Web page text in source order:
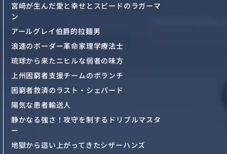
宮﨑が生んだ愛と幸せとスピードのラガーマ
ン
アールグレイ伯爵的拉麺男
浪速のボーダー革命家理学療法士
琉球から来たニヒルな弱者の味方
上州困窮者支援チームのボランチ
困窮者救済のラスト・シェパード
陽気な患者輸送人
静かなる強さ！攻守を制するドリブルマスタ
ー
地獄から這い上がってきたシザーハンズ